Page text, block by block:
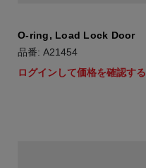
O-ring, Load Lock Door
品番: A21454
ログインして価格を確認する